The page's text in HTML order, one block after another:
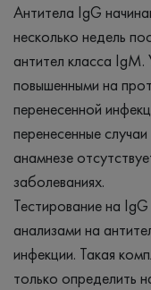
Антитела IgG
несколько недель
антител класса IgM.
повышенными на
перенесенной
перенесенные
анамнезе
заболеваниях.
Тестирование на
анализами на
инфекции. Такая
только определить